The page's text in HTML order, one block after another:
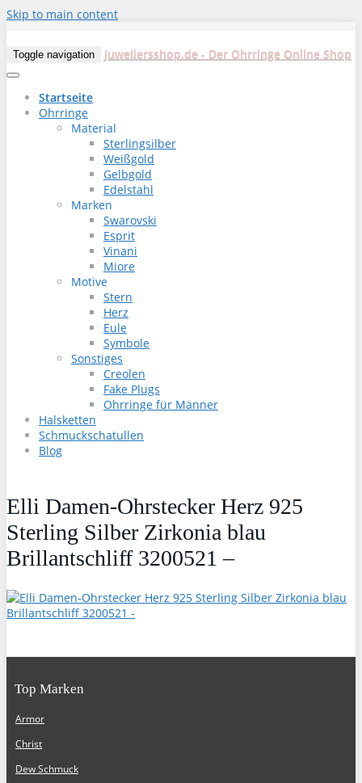
Skip to main content
Toggle navigation Juweliersshop.de - Der Ohrringe Online Shop
Startseite
Ohrringe
Material
Sterlingsilber
Weißgold
Gelbgold
Edelstahl
Marken
Swarovski
Esprit
Vinani
Miore
Motive
Stern
Herz
Eule
Symbole
Sonstiges
Creolen
Fake Plugs
Ohrringe für Männer
Halsketten
Schmuckschatullen
Blog
Elli Damen-Ohrstecker Herz 925
Sterling Silber Zirkonia blau
Brillantschliff 3200521 –
Top Marken
Armor
Christ
Dew Schmuck